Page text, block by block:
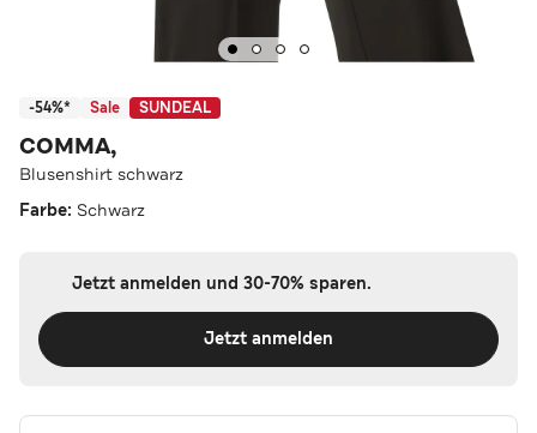
-54%* Sale SUNDEAL
COMMA,
Blusenshirt schwarz
Farbe: Schwarz
Jetzt anmelden und 30-70% sparen.
Jetzt anmelden